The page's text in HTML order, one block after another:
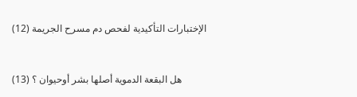
(12) الإختبارات التأكيدية لفحص دم مسرح الجريمة
(13) هل البقعة الدموية أصلها بشر أوحيوان ؟